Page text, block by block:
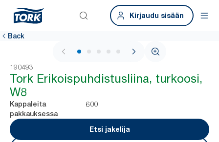
Kirjaudu sisään
Back
1 / 5
190493
Tork Erikoispuhdistusliina, turkoosi,
W8
Kappaleita
pakkauksessa
600
Etsi jakelija